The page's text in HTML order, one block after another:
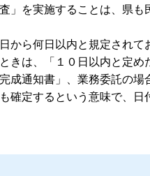
を実施することは、県
ら何日以内と規定され
は、「１０日以内と定め
通知書」、業務委託の
定するという意味で、日